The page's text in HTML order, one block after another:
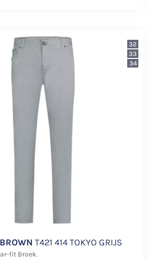
T421 414 TOKYO GRIJS
fit Broek.
32
33
34